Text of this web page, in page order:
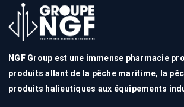
NGF Group est une immense pharmacie
produits allant de la pêche maritime, la
produits halieutiques aux équipements